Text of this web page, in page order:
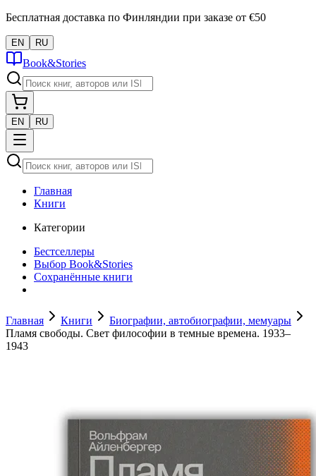
Бесплатная доставка по Финляндии при заказе от €50
EN RU
Book&Stories
EN RU
Главная
Книги
Категории
Бестселлеры
Выбор Book&Stories
Сохранённые книги
Главная Книги
Биографии, автобиографии, мемуары
Пламя свободы. Свет философии в темные времена. 1933–
1943